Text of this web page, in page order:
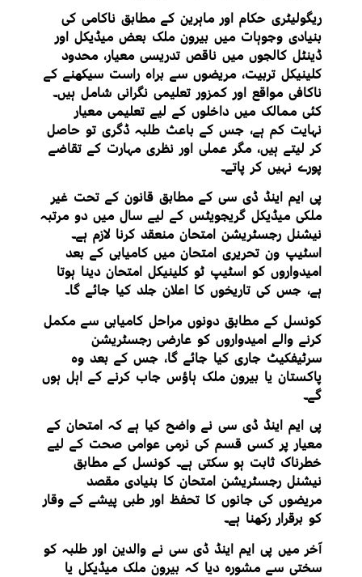
ریگولیٹری حکام اور ماہرین کے مطابق ناکامی کی
بنیادی وجوہات میں بیرون ملک بعض میڈیکل اور
ڈینٹل کالجوں میں ناقص تدریسی معیار، محدود
کلینیکل تربیت، مریضوں سے براہ راست سیکھنے کے
ناکافی مواقع اور کمزور تعلیمی نگرانی شامل ہیں۔
کئی ممالک میں داخلوں کے لیے تعلیمی معیار
نہایت کم ہے، جس کے باعث طلبہ ڈگری تو حاصل
کر لیتے ہیں، مگر عملی اور نظری مہارت کے تقاضے
پورے نہیں کر پاتے۔
پی ایم اینڈ ڈی سی کے مطابق قانون کے تحت غیر
ملکی میڈیکل گریجویٹس کے لیے سال میں دو مرتبہ
نیشنل رجسٹریشن امتحان منعقد کرنا لازم ہے۔
اسٹیپ ون تحریری امتحان میں کامیابی کے بعد
امیدواروں کو اسٹیپ ٹو کلینیکل امتحان دینا ہوتا
ہے، جس کی تاریخوں کا اعلان جلد کیا جائے گا۔
کونسل کے مطابق دونوں مراحل کامیابی سے مکمل
کرنے والے امیدواروں کو عارضی رجسٹریشن
سرٹیفکیٹ جاری کیا جائے گا، جس کے بعد وہ
پاکستان یا بیرون ملک ہاؤس جاب کرنے کے اہل ہوں
گے۔
پی ایم اینڈ ڈی سی نے واضح کیا ہے کہ امتحان کے
معیار پر کسی قسم کی نرمی عوامی صحت کے لیے
خطرناک ثابت ہو سکتی ہے۔ کونسل کے مطابق
نیشنل رجسٹریشن امتحان کا بنیادی مقصد
مریضوں کی جانوں کا تحفظ اور طبی پیشے کے وقار
کو برقرار رکھنا ہے۔
آخر میں پی ایم اینڈ ڈی سی نے والدین اور طلبہ کو
سختی سے مشورہ دیا کہ بیرون ملک میڈیکل یا